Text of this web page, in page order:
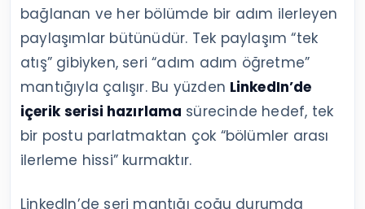
bağlanan ve her bölümde bir adım ilerleyen
paylaşımlar bütünüdür. Tek paylaşım “tek
atış” gibiyken, seri “adım adım öğretme”
mantığıyla çalışır. Bu yüzden LinkedIn’de
içerik serisi hazırlama sürecinde hedef, tek
bir postu parlatmaktan çok “bölümler arası
ilerleme hissi” kurmaktır.
LinkedIn’de seri mantığı çoğu durumda